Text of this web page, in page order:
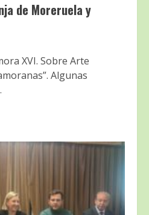
de Moreruela y
XVI. Sobre Arte
Algunas